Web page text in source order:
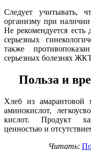
Следует учитывать,
организму при
Не рекомендуется
серьезных
также
серьезных болезнях
Польза и
Хлеб из амарантовой
аминокислот,
кислот. Продукт
ценностью и
Читать: